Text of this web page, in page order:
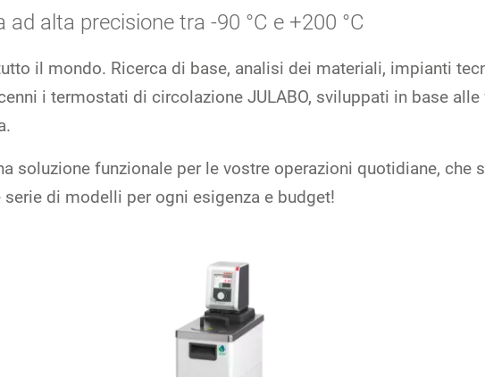
alta precisione tra -90 °C e +200 °C
il mondo. Ricerca di base, analisi dei materiali, impianti
i termostati di circolazione JULABO, sviluppati in base
soluzione funzionale per le vostre operazioni quotidiane,
serie di modelli per ogni esigenza e budget!